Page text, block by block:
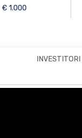
€ 1.000
INVESTITORI